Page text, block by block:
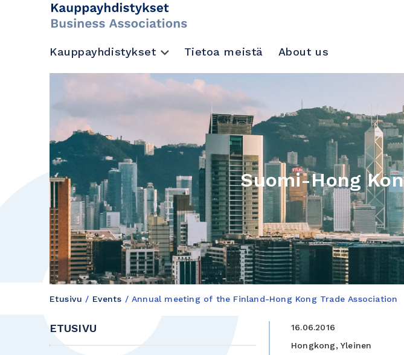
Kauppayhdistykset Tietoa meistä About us
Suomi-Hong
Etusivu / Events / Annual meeting of the Finland-Hong Kong Trade Association
ETUSIVU
16.06.2016
Hongkong, Yleinen